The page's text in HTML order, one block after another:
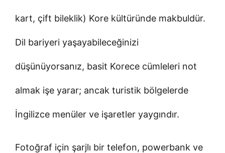
kart, çift bileklik) Kore kültüründe makbuldür.
Dil bariyeri yaşayabileceğinizi
düşünüyorsanız, basit Korece cümleleri not
almak işe yarar; ancak turistik bölgelerde
İngilizce menüler ve işaretler yaygındır.
Fotoğraf için şarjlı bir telefon, powerbank ve